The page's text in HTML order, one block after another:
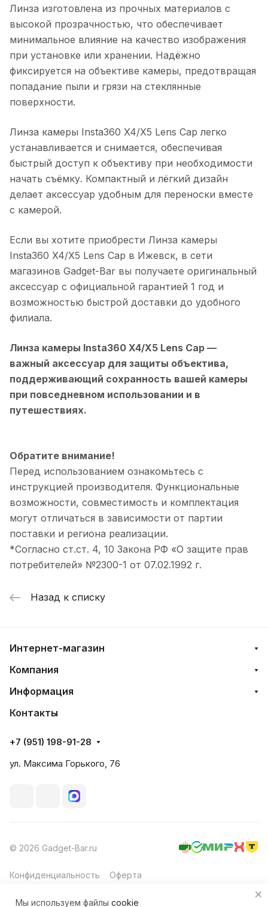
Линза изготовлена из прочных материалов с
высокой прозрачностью, что обеспечивает
минимальное влияние на качество изображения
при установке или хранении. Надёжно
фиксируется на объективе камеры, предотвращая
попадание пыли и грязи на стеклянные
поверхности.
Линза камеры Insta360 X4/X5 Lens Cap легко
устанавливается и снимается, обеспечивая
быстрый доступ к объективу при необходимости
начать съёмку. Компактный и лёгкий дизайн
делает аксессуар удобным для переноски вместе
с камерой.
Если вы хотите приобрести Линза камеры
Insta360 X4/X5 Lens Cap в Ижевск, в сети
магазинов Gadget-Bar вы получаете оригинальный
аксессуар с официальной гарантией 1 год и
возможностью быстрой доставки до удобного
филиала.
Линза камеры Insta360 X4/X5 Lens Cap —
важный аксессуар для защиты объектива,
поддерживающий сохранность вашей камеры
при повседневном использовании и в
путешествиях.
Обратите внимание!
Перед использованием ознакомьтесь с
инструкцией производителя. Функциональные
возможности, совместимость и комплектация
могут отличаться в зависимости от партии
поставки и региона реализации.
*Согласно ст.ст. 4, 10 Закона РФ «О защите прав
потребителей» №2300-1 от 07.02.1992 г.
Назад к списку
Интернет-магазин
Компания
Информация
Контакты
+7 (951) 198-91-28
ул. Максима Горького, 76
© 2026 Gadget-Bar.ru
Конфиденциальность Оферта
Мы используем файлы cookie